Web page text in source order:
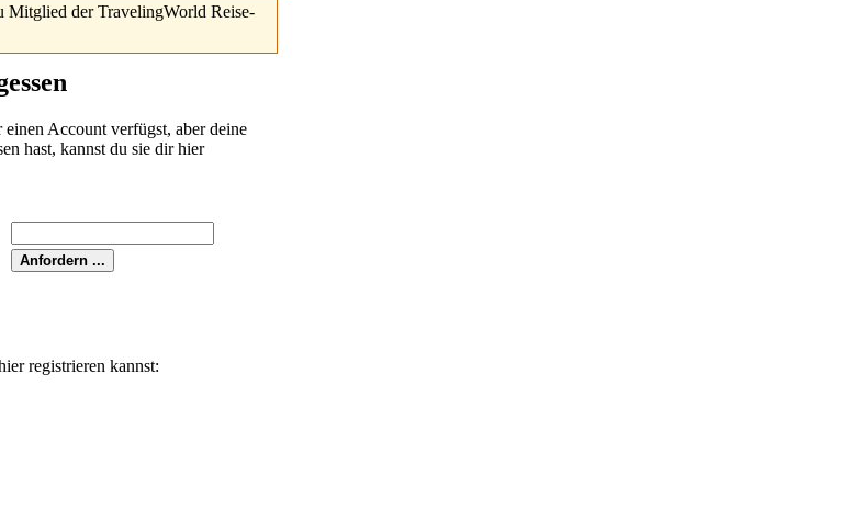
Mitglied der TravelingWorld Reise-
einen Account verfügst, aber deine
hast, kannst du sie dir hier
registrieren kannst: